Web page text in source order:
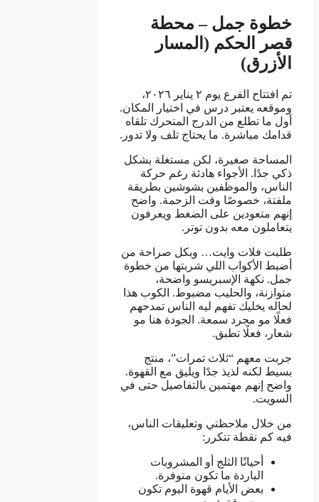
خطوة جمل – محطة
قصر الحكم (المسار
الأزرق)
تم افتتاح الفرع يوم ٢ يناير ٢٠٢٦،
وموقعه يعتبر درس في اختيار المكان.
أول ما تطلع من الدرج المتحرك تلقاه
قدامك مباشرة. ما يحتاج تلف ولا تدور.
المساحة صغيرة، لكن مستغلة بشكل
ذكي جدًا. الأجواء هادئة رغم حركة
الناس، والموظفين بشوشين بطريقة
ملفتة، خصوصًا وقت الزحمة. واضح
إنهم متعودين على الضغط ويعرفون
يتعاملون معه بدون توتر.
طلبت فلات وايت… وبكل صراحة من
أضبط الأكواب اللي شربتها من خطوة
جمل. نكهة الإسبريسو واضحة،
متوازنة، والحليب مضبوط. الكوب هذا
لحاله يخليك تفهم ليه الناس تمدحهم
فعلًا مو مجرد سمعة. الجودة هنا مو
شعار، فعلًا تطبق.
جربت معهم “ثلاث تمرات”، منتج
بسيط لكنه لذيذ جدًا ويليق مع القهوة.
واضح إنهم مهتمين بالتفاصيل حتى في
السويت.
من خلال ملاحظتي وتعليقات الناس،
فيه كم نقطة تتكرر:
أحيانًا الثلج أو المشروبات
الباردة ما تكون متوفرة.
بعض الأيام قهوة اليوم تكون